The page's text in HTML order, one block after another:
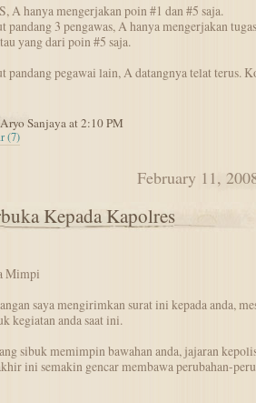
A hanya mengerjakan poin #1 dan #5 saja.
pandang 3 pengawas, A hanya mengerjakan
yang dari poin #5 saja.
pandang pegawai lain, A datangnya telat terus.
Sanjaya at 2:10 PM
(7)
February 11,
Kepada Kapolres
Mimpi
saya mengirimkan surat ini kepada anda,
kegiatan anda saat ini.
sibuk memimpin bawahan anda, jajaran
ini semakin gencar membawa perubahan-